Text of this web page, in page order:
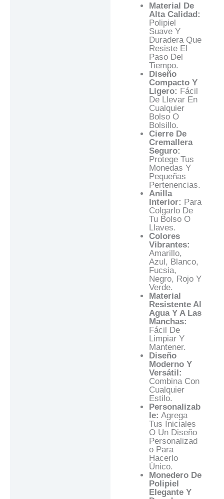
Material De
Alta Calidad:
Polipiel
Suave Y
Duradera Que
Resiste El
Paso Del
Tiempo.
Diseño
Compacto Y
Ligero: Fácil
De Llevar En
Cualquier
Bolso O
Bolsillo.
Cierre De
Cremallera
Seguro:
Protege Tus
Monedas Y
Pequeñas
Pertenencias.
Anilla
Interior: Para
Colgarlo De
Tu Bolso O
Llaves.
Colores
Vibrantes:
Amarillo,
Azul, Blanco,
Fucsia,
Negro, Rojo Y
Verde.
Material
Resistente Al
Agua Y A Las
Manchas:
Fácil De
Limpiar Y
Mantener.
Diseño
Moderno Y
Versátil:
Combina Con
Cualquier
Estilo.
Personalizab
Le: Agrega
Tus Iniciales
O Un Diseño
Personalizad
O Para
Hacerlo
Único.
Monedero De
Polipiel
Elegante Y